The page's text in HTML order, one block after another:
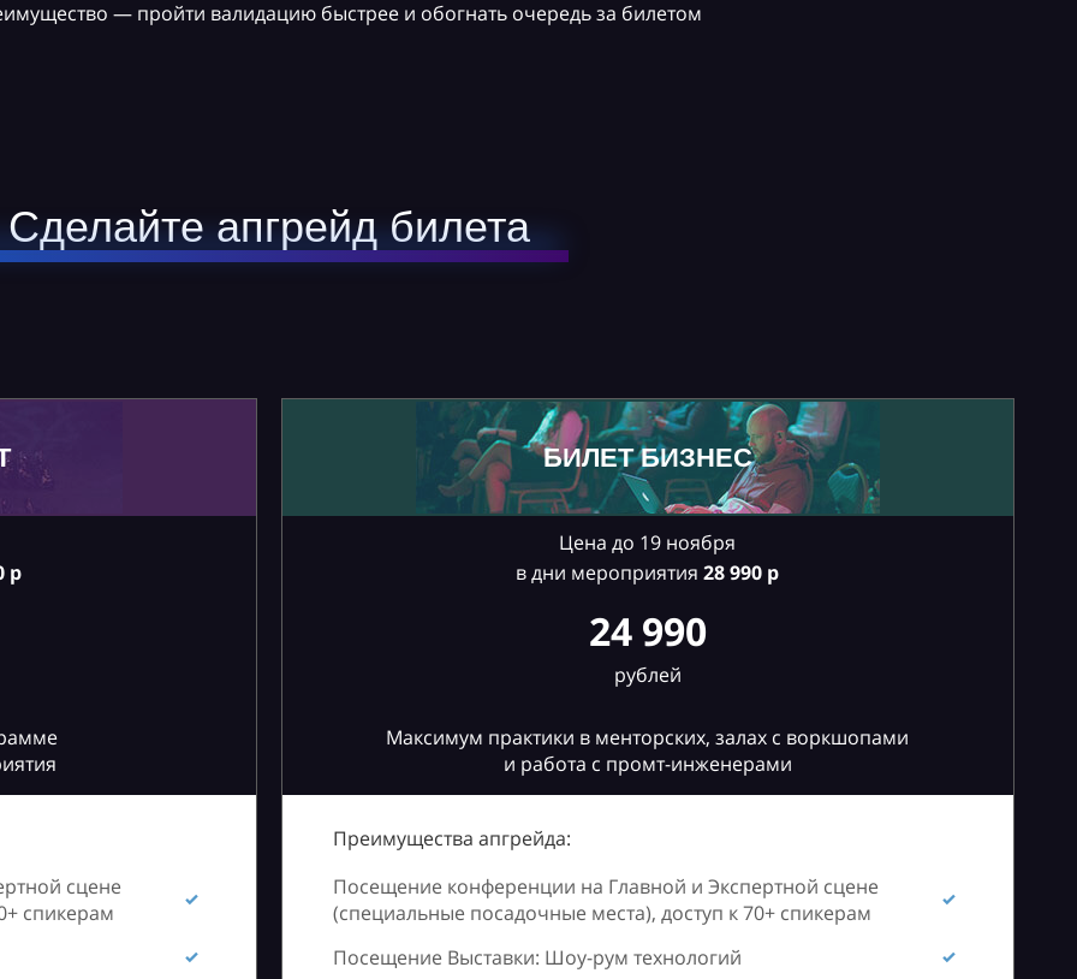
— пройти валидацию быстрее и обогнать очередь за билетом
Сделайте апгрейд билета
р
сцене
спикерам
БИЛЕТ БИЗНЕС
Цена до 19 ноября
в дни мероприятия 28990 р
24 990
рублей
Максимум практики в менторских, залах с воркшопами
и работа с промт-инженерами
Преимущества апгрейда:
Посещение конференции на Главной и Экспертной сцене
(специальные посадочные места), доступ к 70+ спикерам
Посещение Выставки: Шоу-рум технологий